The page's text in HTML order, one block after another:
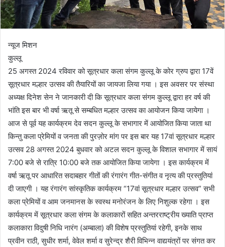
न्यूज मिशन
कुल्लू
25 अगस्त 2024 रविवार को सूत्रधार कला संगम कुल्लू के कोर ग्रुप द्वारा 17वें
सूत्रधार मल्हार उत्सव की तैयारियों का जायजा लिया गया । इस अवसर पर संस्था
अध्यक्ष दिनेश सेन ने जानकारी दी कि सूत्रधार कला संगम कुल्लू द्वारा हर वर्ष की
भांति इस बार भी वर्षा ऋतू से सम्बधित मल्हार उत्सव का आयोजन किया जायेगा ।
आज से पूर्व यह कार्यक्रम देव सदन कुल्लू के सभागार में आयोजित किया जाता था
किन्तु कला प्रेमियों व जनता की पुरज़ोर मांग पर इस बार यह 17वां सूत्रधार मल्हार
उत्सव 28 अगस्त 2024 बुधवार को अटल सदन कुल्लू के विशाल सभागार में सायं
7:00 बजे से रात्रि 10:00 बजे तक आयोजित किया जायेगा । इस कार्यक्रम में
वर्षा ऋतू पर आधारित सदाबहार गीतों की रंगारंग गीत-संगीत व नृत्य की प्रस्तुतियां
दी जाएगी । यह रंगारंग सांस्कृतिक कार्यक्रम “17वां सूत्रधार मल्हार उत्सव” सभी
कला प्रेमियों व आम जनमानस के स्वस्थ मनोरंजन के लिए निशुल्क रहेगा । इस
कार्यक्रम में सूत्रधार कला संगम के कलाकारों सहित अन्तरराष्ट्रीय ख्याति प्राप्त
कलाकारा विदुषी निधि नारंग (अम्बाला) की विशेष प्रस्तुतियां रहेगी, इनके साथ
प्रवीन राठी, सुधीर शर्मा, वेवेल शर्मा व सुरेन्द्र शैरी विभिन्न वाद्ययंत्रों पर संगत कर